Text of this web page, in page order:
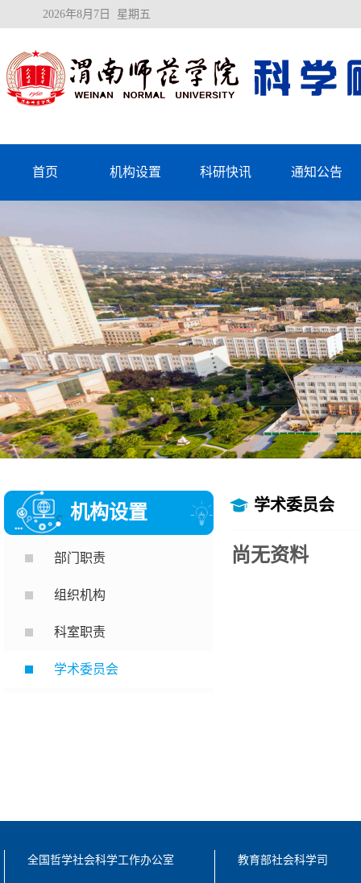
2026年8月7日 星期五
首页 机构设置 科研快讯 通知公告
机构设置
部门职责
组织机构
科室职责
学术委员会
学术委员会
尚无资料
全国哲学社会科学工作办公室 教育部社会科学司